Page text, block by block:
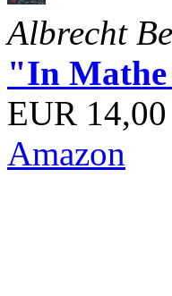
Albrecht
"In Mathe
EUR 14,00
Amazon